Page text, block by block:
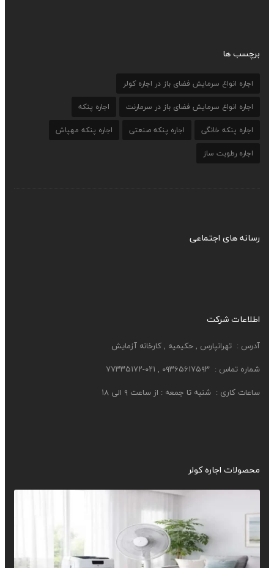
برچسب ها
اجاره انواع سرمایش فضای باز در اجاره کولر
اجاره انواع سرمایش فضای باز در سرمارنت
اجاره پنکه
اجاره پنکه خانگی
اجاره پنکه صنعتی
اجاره پنکه مهپاش
اجاره رطوبت ساز
رسانه های اجتماعی
اطلاعات شرکت
آدرس : تهرانپارس , حکیمیه , کارخانه آزمایش
شماره تماس : ۰۹۳۶۵۶۱۷۵۹۳ , ۰۲۱-۷۷۳۳۵۱۷۲
ساعات کاری : شنبه تا جمعه : از ساعت ۹ الی ۱۸
محصولات اجاره کولر